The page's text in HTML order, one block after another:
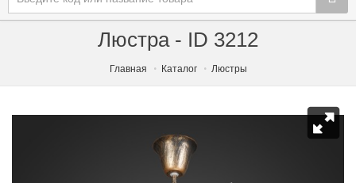
Люстра - ID 3212
Главная Каталог Люстры